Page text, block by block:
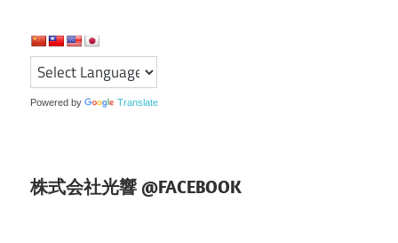
シ
ョ
ン
Powered by Translate
株式会社光響 @FACEBOOK